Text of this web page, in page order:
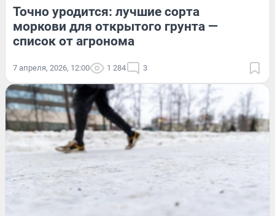
Точно уродится: лучшие сорта
моркови для открытого грунта —
список от агронома
7 апреля, 2026, 12:00 1 284 3